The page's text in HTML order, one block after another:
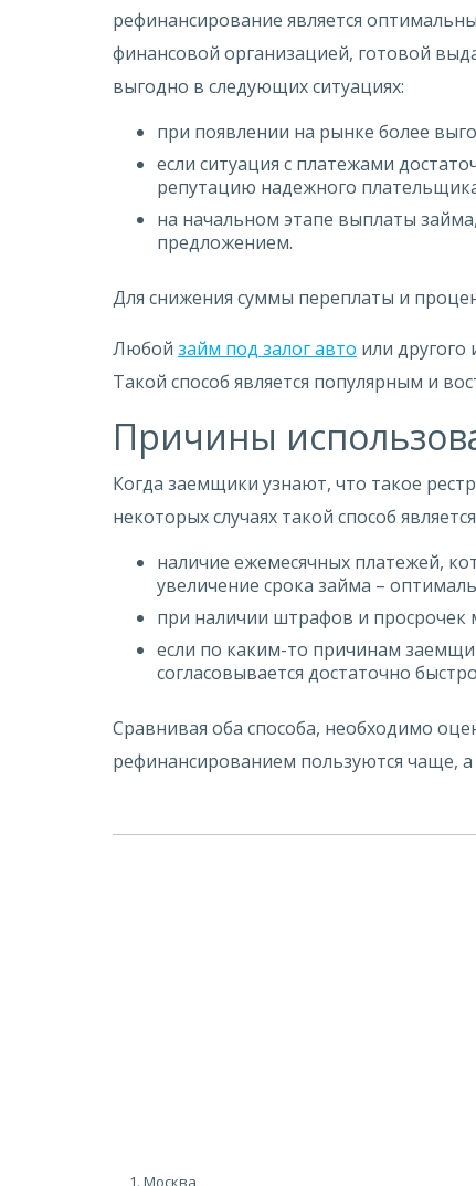
рефинансирование является
финансовой организацией, готовой
выгодно в следующих ситуациях:
при появлении на рынке более
если ситуация с платежами
репутацию надежного
на начальном этапе выплаты
предложением.
Для снижения суммы переплаты и
Любой займ под залог авто или другого
Такой способ является популярным и
Причины
Когда заемщики узнают, что такое
некоторых случаях такой способ
наличие ежемесячных платежей,
увеличение срока займа –
при наличии штрафов и просрочек
если по каким-то причинам
согласовывается достаточно
Сравнивая оба способа, необходимо
рефинансированием пользуются чаще,
1. Москва